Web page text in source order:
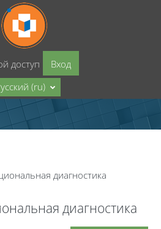
доступ
Вход
‎(ru)‎
диагностика
диагностика